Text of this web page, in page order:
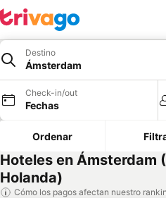
Destino
Ámsterdam
Check-in/out
Fechas
Ordenar
Hoteles en Ámsterdam
Holanda)
Cómo los pagos afectan nuestro